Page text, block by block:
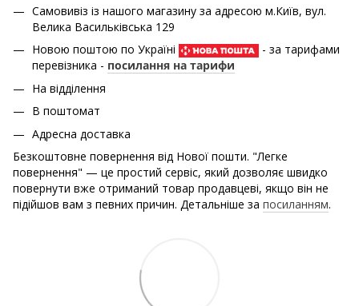
Самовивіз із нашого магазину за адресою м.Київ, вул.
Велика Васильківська 129
Новою поштою по Україні
- за тарифами
перевізника - посилання на тарифи
На відділення
В поштомат
Адресна доставка
Безкоштовне повернення від Нової пошти. "Легке
повернення" — це простий сервіс, який дозволяє швидко
повернути вже отриманий товар продавцеві, якщо він не
підійшов вам з певних причин. Детальніше за посиланням.